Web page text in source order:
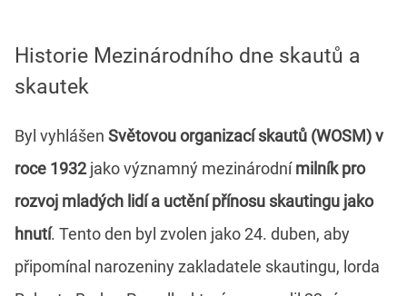
Historie Mezinárodního dne skautů a
skautek
Byl vyhlášen Světovou organizací skautů (WOSM) v
roce 1932jako významný mezinárodnímilník pro
rozvoj mladých lidí a uctění přínosu skautingu jako
hnutí. Tento den byl zvolen jako 24. duben, aby
připomínal narozeniny zakladatele skautingu, lorda